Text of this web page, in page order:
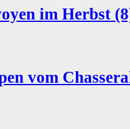
im Herbst
vom